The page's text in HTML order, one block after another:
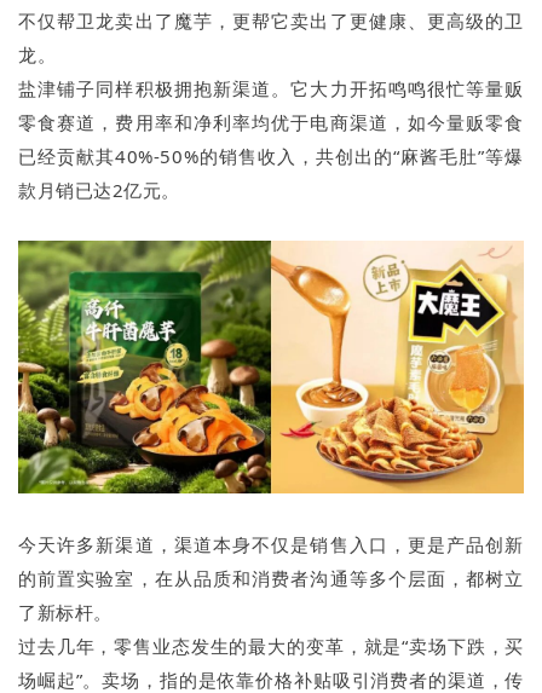
不仅帮卫龙卖出了魔芋，更帮它卖出了更健康、更高级的卫
龙。
盐津铺子同样积极拥抱新渠道。它大力开拓鸣鸣很忙等量贩
零食赛道，费用率和净利率均优于电商渠道，如今量贩零食
已经贡献其40%-50%的销售收入，共创出的“麻酱毛肚”等爆
款月销已达2亿元。
今天许多新渠道，渠道本身不仅是销售入口，更是产品创新
的前置实验室，在从品质和消费者沟通等多个层面，都树立
了新标杆。
过去几年，零售业态发生的最大的变革，就是“卖场下跌，买
场崛起”。卖场，指的是依靠价格补贴吸引消费者的渠道，传